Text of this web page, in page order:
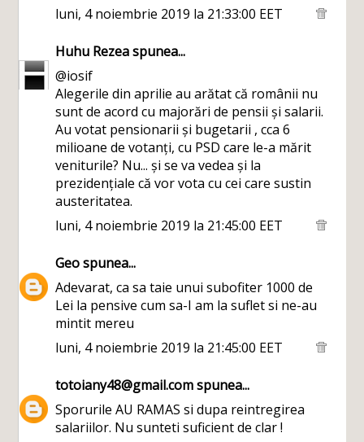
luni, 4 noiembrie 2019 la 21:33:00 EET
Huhu Rezeaspunea...
@iosif
Alegerile din aprilie au arătat că românii nu
sunt de acord cu majorări de pensii și salarii.
Au votat pensionarii și bugetarii , cca 6
milioane de votanți, cu PSD care le-a mărit
veniturile? Nu... și se va vedea și la
prezidențiale că vor vota cu cei care sustin
austeritatea.
luni, 4 noiembrie 2019 la 21:45:00 EET
Geospunea...
Adevarat, ca sa taie unui subofiter 1000 de
Lei la pensive cum sa-I am la suflet si ne-au
mintit mereu
luni, 4 noiembrie 2019 la 21:45:00 EET
totoiany48@gmail.comspunea...
Sporurile AU RAMAS si dupa reintregirea
salariilor. Nu sunteti suficient de clar !